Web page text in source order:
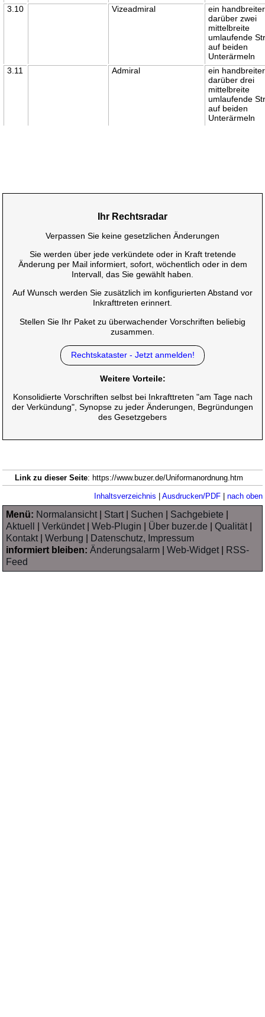
3.10
Vizeadmiral
ein
darüber zwei
mittelbreite
umlaufende
auf beiden
Unterärmeln
3.11
Admiral
ein
darüber drei
mittelbreite
umlaufende
auf beiden
Unterärmeln
Ihr Rechtsradar
Verpassen Sie keine gesetzlichen Änderungen
Sie werden über jede verkündete oder in Kraft tretende
Änderung per Mail informiert, sofort, wöchentlich oder in dem
Intervall, das Sie gewählt haben.
Auf Wunsch werden Sie zusätzlich im konfigurierten Abstand vor
Inkrafttreten erinnert.
Stellen Sie Ihr Paket zu überwachender Vorschriften beliebig
zusammen.
Rechtskataster - Jetzt anmelden!
Weitere Vorteile:
Konsolidierte Vorschriften selbst bei Inkrafttreten "am Tage nach
der Verkündung", Synopse zu jeder Änderungen, Begründungen
des Gesetzgebers
Link zu dieser Seite: https://www.buzer.de/Uniformanordnung.htm
Inhaltsverzeichnis Ausdrucken/PDF| nach oben
Menü: Normalansicht| Start| Suchen Sachgebiete
Aktuell
|Verkündet|Web-Plugin Über buzer.de |Qualität|
Kontakt|Werbung
Datenschutz, Impressum
informiert bleiben: Änderungsalarm |Web-Widget|
RSS-
Feed